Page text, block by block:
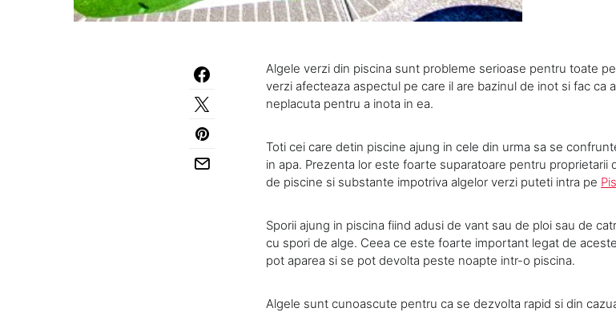
Algele verzi din piscina sunt probleme serioase pentru toate
verzi afecteaza aspectul pe care il are bazinul de inot si fac ca
neplacuta pentru a inota in ea.
Toti cei care detin piscine ajung in cele din urma sa se
in apa. Prezenta lor este foarte suparatoare pentru
de piscine si substante impotriva algelor verzi puteti intra pe
Sporii ajung in piscina fiind adusi de vant sau de ploi sau de
cu spori de alge. Ceea ce este foarte important legat de
pot aparea si se pot devolta peste noapte intr-o piscina.
Algele sunt cunoascute pentru ca se dezvolta rapid si din